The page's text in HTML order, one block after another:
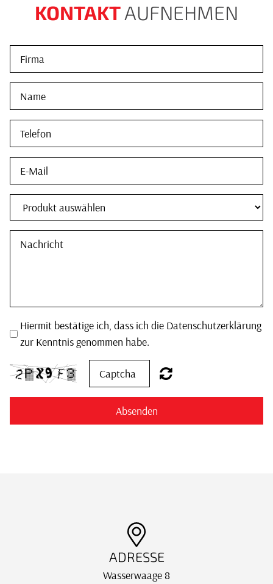
KONTAKTAUFNEHMEN
Hiermit bestätige ich, dass ich die Datenschutzerklärung
zur Kenntnis genommen habe.
Absenden
ADRESSE
Wasserwaage 8